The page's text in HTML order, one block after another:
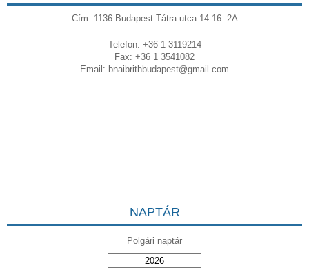
Cím: 1136 Budapest Tátra utca 14-16. 2A
Telefon: +36 1 3119214
Fax: +36 1 3541082
Email: bnaibrithbudapest@gmail.com
NAPTÁR
Polgári naptár